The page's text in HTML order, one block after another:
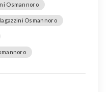
Osmannoro
Osmannoro